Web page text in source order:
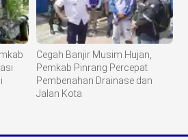
Cegah Banjir Musim Hujan,
Pemkab Pinrang Percepat
Pembenahan Drainase dan
Jalan Kota